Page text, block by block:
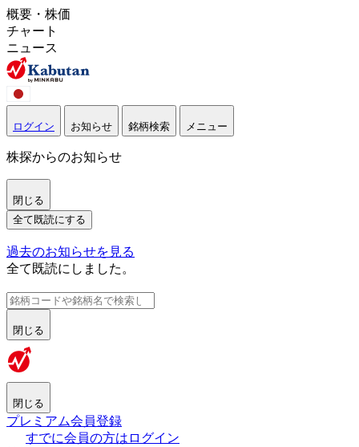
概要・株価
チャート
ニュース
ログイン お知らせ 銘柄検索 メニュー
株探からのお知らせ
閉じる
全て既読にする
過去のお知らせを見る
全て既読にしました。
閉じる
閉じる
プレミアム会員登録
すでに会員の方はログイン